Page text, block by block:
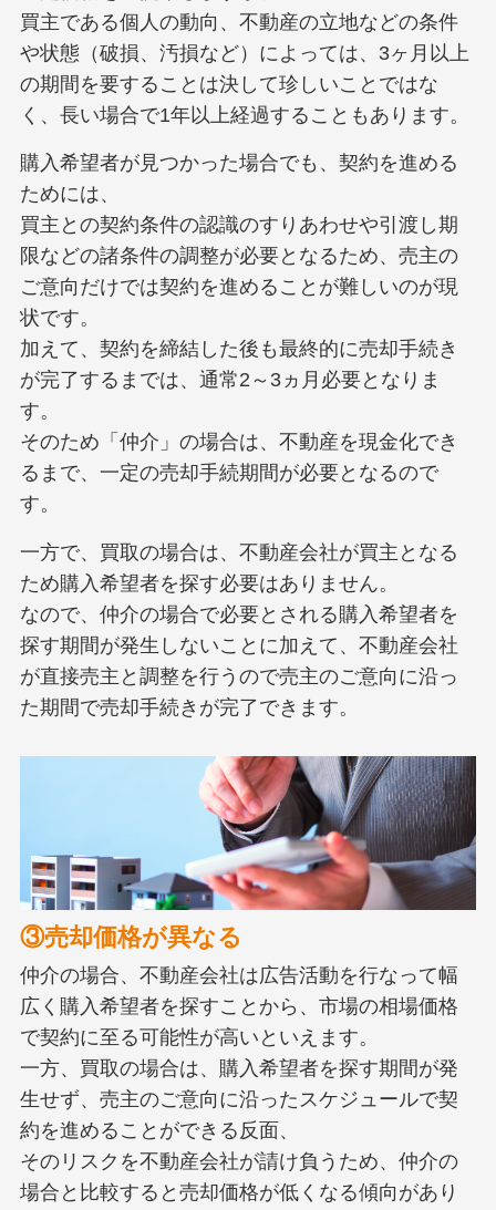
買主である個人の動向、不動産の立地などの条件
や状態（破損、汚損など）によっては、3ヶ月以上
の期間を要することは決して珍しいことではな
く、長い場合で1年以上経過することもあります。
購入希望者が見つかった場合でも、契約を進める
ためには、
買主との契約条件の認識のすりあわせや引渡し期
限などの諸条件の調整が必要となるため、売主の
ご意向だけでは契約を進めることが難しいのが現
状です。
加えて、契約を締結した後も最終的に売却手続き
が完了するまでは、通常2～3ヵ月必要となりま
す。
そのため「仲介」の場合は、不動産を現金化でき
るまで、一定の売却手続期間が必要となるので
す。
一方で、買取の場合は、不動産会社が買主となる
ため購入希望者を探す必要はありません。
なので、仲介の場合で必要とされる購入希望者を
探す期間が発生しないことに加えて、不動産会社
が直接売主と調整を行うので売主のご意向に沿っ
た期間で売却手続きが完了できます。
③売却価格が異なる
仲介の場合、不動産会社は広告活動を行なって幅
広く購入希望者を探すことから、市場の相場価格
で契約に至る可能性が高いといえます。
一方、買取の場合は、購入希望者を探す期間が発
生せず、売主のご意向に沿ったスケジュールで契
約を進めることができる反面、
そのリスクを不動産会社が請け負うため、仲介の
場合と比較すると売却価格が低くなる傾向があり